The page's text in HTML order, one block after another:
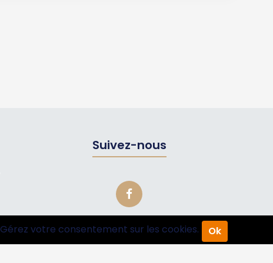
Suivez-nous
Gérez votre consentement sur les cookies. Ok